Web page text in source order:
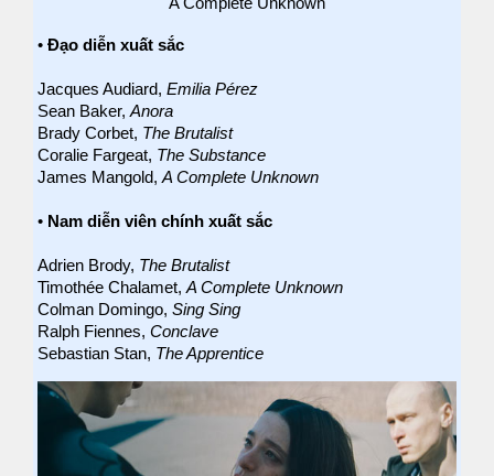
A Complete Unknown
• Đạo diễn xuất sắc
Jacques Audiard, Emilia Pérez
Sean Baker, Anora
Brady Corbet, The Brutalist
Coralie Fargeat, The Substance
James Mangold, A Complete Unknown
• Nam diễn viên chính xuất sắc
Adrien Brody, The Brutalist
Timothée Chalamet, A Complete Unknown
Colman Domingo, Sing Sing
Ralph Fiennes, Conclave
Sebastian Stan, The Apprentice